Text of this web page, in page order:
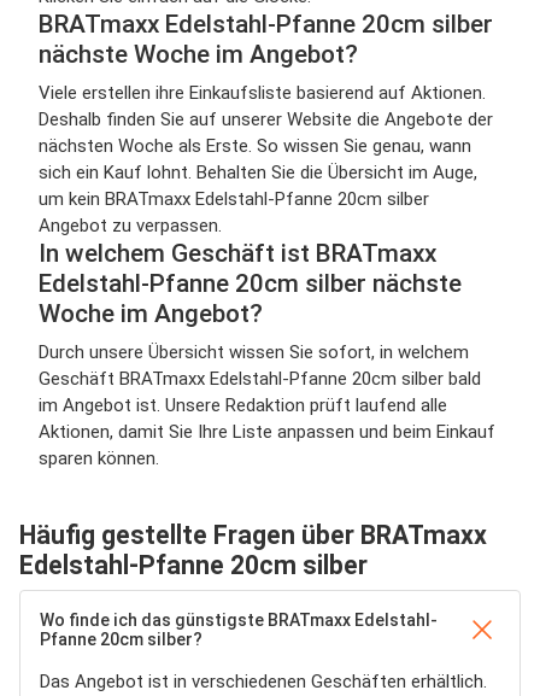
BRATmaxx Edelstahl-Pfanne 20cm silber
nächste Woche im Angebot?
Viele erstellen ihre Einkaufsliste basierend auf Aktionen.
Deshalb finden Sie auf unserer Website die Angebote der
nächsten Woche als Erste. So wissen Sie genau, wann
sich ein Kauf lohnt. Behalten Sie die Übersicht im Auge,
um kein BRATmaxx Edelstahl-Pfanne 20cm silber
Angebot zu verpassen.
In welchem Geschäft ist BRATmaxx
Edelstahl-Pfanne 20cm silber nächste
Woche im Angebot?
Durch unsere Übersicht wissen Sie sofort, in welchem
Geschäft BRATmaxx Edelstahl-Pfanne 20cm silber bald
im Angebot ist. Unsere Redaktion prüft laufend alle
Aktionen, damit Sie Ihre Liste anpassen und beim Einkauf
sparen können.
Häufig gestellte Fragen über BRATmaxx
Edelstahl-Pfanne 20cm silber
Wo finde ich das günstigste BRATmaxx Edelstahl-
Pfanne 20cm silber?
Das Angebot ist in verschiedenen Geschäften erhältlich.